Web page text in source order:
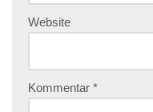
Website
Kommentar *